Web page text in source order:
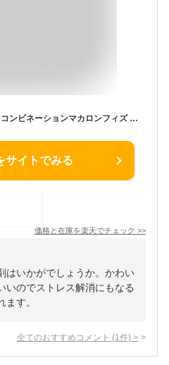
入浴剤 プチギフト 好評 結婚式 コンビネーションマカロンフィズ バスボム ギフト 炭酸入浴剤 バスフィズ おしゃれ かわいい 可愛い お風呂 バス用品 バスタイム ブライダル ウェディング 雑貨
サイトでみる
価格と在庫を楽天でチェック >>
はいかがでしょうか。かわい
いのでストレス解消にもなる
す。
全てのおすすめコメント (1 件) >